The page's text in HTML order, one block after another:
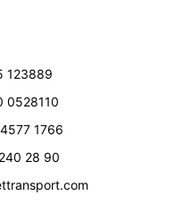
123889
0528110
1766
28 90